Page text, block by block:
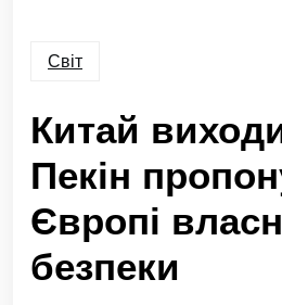
Світ
Китай
Пекін
Європі
безпеки